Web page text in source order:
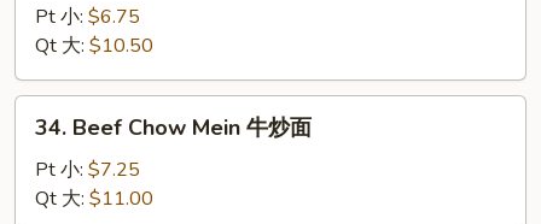
Chow
Mein
鸡
炒
Pt 小: $6.75
Qt 大: $10.50
Beef
Chow
Mein
34. Beef Chow Mein 牛炒面
Pt 小: $7.25
Qt 大: $11.00